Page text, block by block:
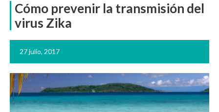
Cómo prevenir la transmisión del
virus Zika
27 julio, 2017